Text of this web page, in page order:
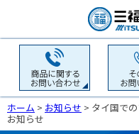
ホーム > お知らせ > タイ国で
お知らせ